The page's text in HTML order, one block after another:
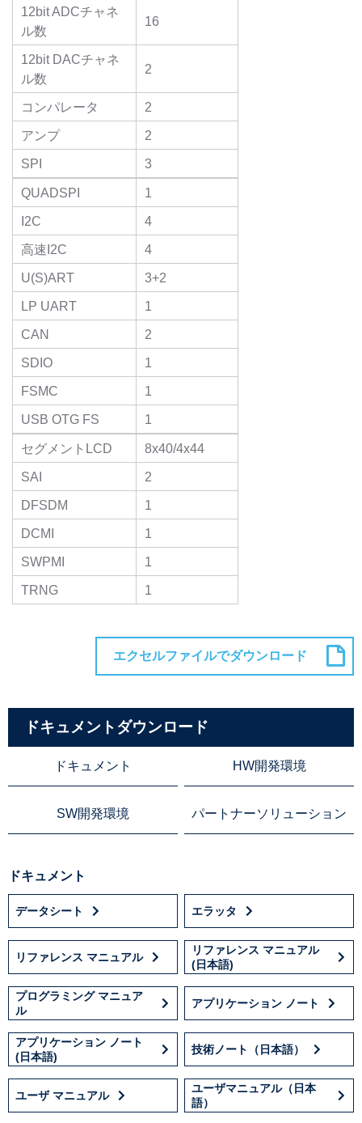
12bit ADCチャネ
ル数
16
12bit DACチャネ
ル数
2
コンパレータ
2
アンプ
2
SPI
3
QUADSPI
1
I2C
4
高速I2C
4
U(S)ART
3+2
LP UART
1
CAN
2
SDIO
1
FSMC
1
USB OTG FS
1
セグメントLCD
8x40/4x44
SAI
2
DFSDM
1
DCMI
1
SWPMI
1
TRNG
1
ドキュメントダウンロード
ドキュメント HW開発環境
SW開発環境 パートナーソリューション
ドキュメント
データシート エラッタ
リファレンス マニュアル
リファレンス マニュアル
(日本語)
プログラミング マニュア
ル
アプリケーション ノート
アプリケーション ノート
(日本語)
技術ノート（日本語）
ユーザ マニュアル
ユーザマニュアル（日本
語）